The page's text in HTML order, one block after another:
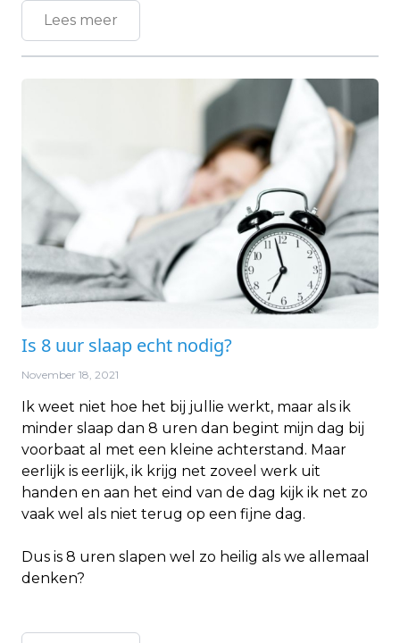
Lees meer
Is 8 uur slaap echt nodig?
November 18, 2021
Ik weet niet hoe het bij jullie werkt, maar als ik
minder slaap dan 8 uren dan begint mijn dag bij
voorbaat al met een kleine achterstand. Maar
eerlijk is eerlijk, ik krijg net zoveel werk uit
handen en aan het eind van de dag kijk ik net zo
vaak wel als niet terug op een fijne dag.
Dus is 8 uren slapen wel zo heilig als we allemaal
denken?